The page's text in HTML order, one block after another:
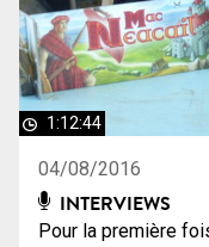
1:12:44
04/08/2016
INTERVIEWS
Pour la première